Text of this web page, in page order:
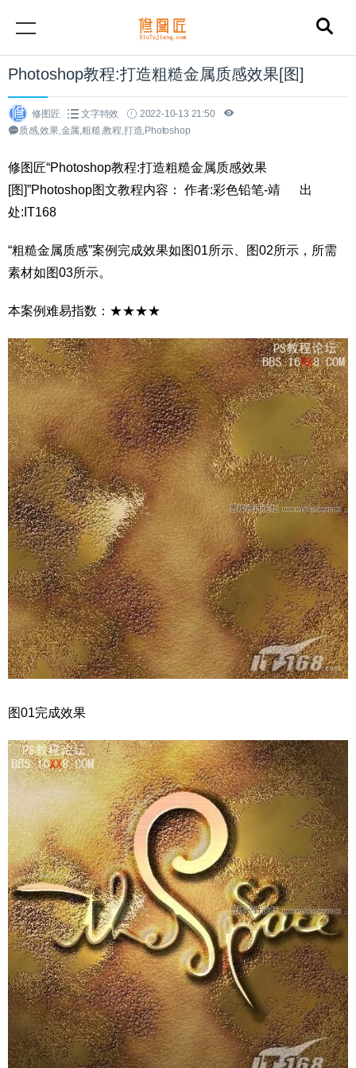
Photoshop教程:打造粗糙金属质感效果[图]
修图匠 文字特效
2022-10-13 21:50
质感,效果,金属,粗糙,教程,打造,Photoshop
修图匠“Photoshop教程:打造粗糙金属质感效果
[图]”Photoshop图文教程内容： 作者:彩色铅笔-靖 出
处:IT168
“粗糙金属质感”案例完成效果如图01所示、图02所示，所需
素材如图03所示。
本案例难易指数：★★★★
图01完成效果